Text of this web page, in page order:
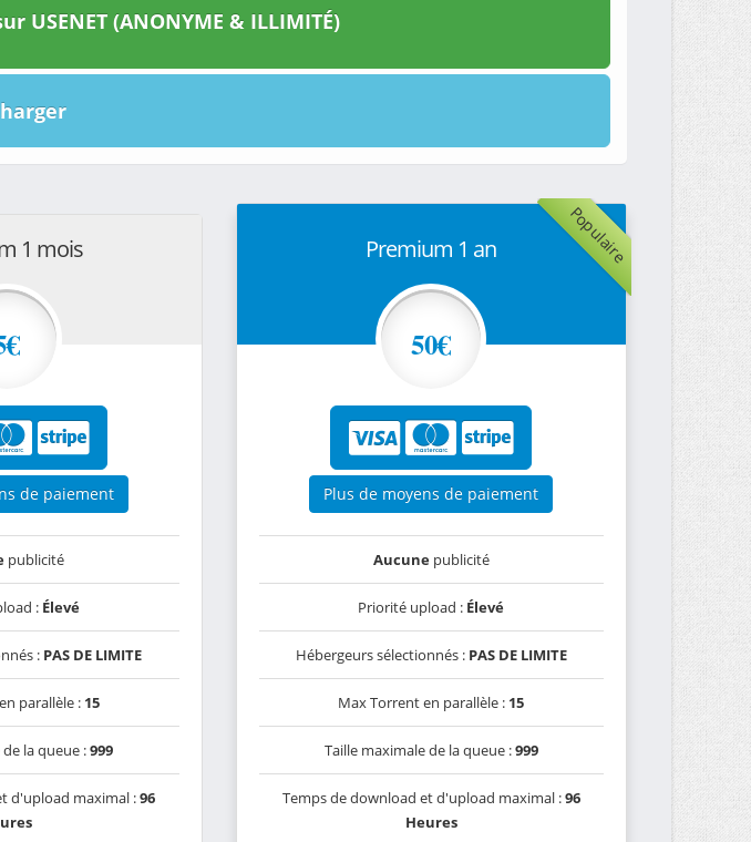
(ANONYME & ILLIMITÉ)
1 mois
de paiement
publicité
: Élevé
: PAS DE LIMITE
parallèle : 15
de la queue :999
d'upload maximal :96
Populaire
Premium 1 an
50€
Plus de moyens de paiement
Aucunepublicité
Priorité upload : Élevé
Hébergeurs sélectionnés : PAS DE LIMITE
Max Torrent en parallèle : 15
Taille maximale de la queue :999
Temps de download et d'upload maximal :96
Heures